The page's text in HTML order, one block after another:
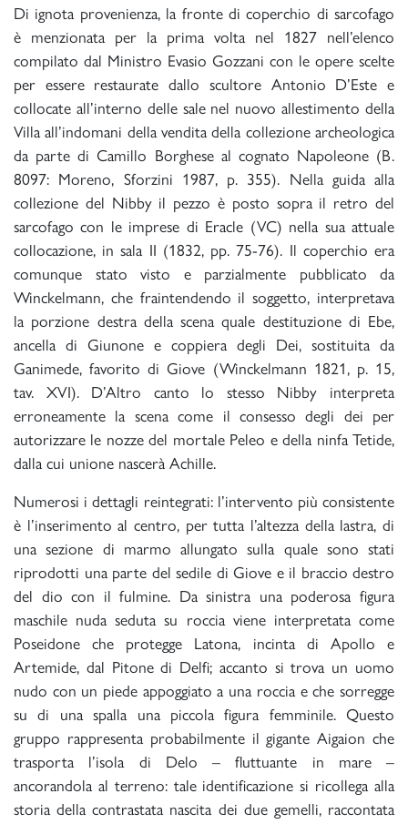
Di ignota provenienza, la fronte di coperchio di sarcofago
è menzionata per la prima volta nel 1827 nell’elenco
compilato dal Ministro Evasio Gozzani con le opere scelte
per essere restaurate dallo scultore Antonio D’Este e
collocate all’interno delle sale nel nuovo allestimento della
Villa all’indomani della vendita della collezione archeologica
da parte di Camillo Borghese al cognato Napoleone (B.
8097: Moreno, Sforzini 1987, p. 355). Nella guida alla
collezione del Nibby il pezzo è posto sopra il retro del
sarcofago con le imprese di Eracle (VC) nella sua attuale
collocazione, in sala II (1832, pp. 75-76). Il coperchio era
comunque stato visto e parzialmente pubblicato da
Winckelmann, che fraintendendo il soggetto, interpretava
la porzione destra della scena quale destituzione di Ebe,
ancella di Giunone e coppiera degli Dei, sostituita da
Ganimede, favorito di Giove (Winckelmann 1821, p. 15,
tav. XVI). D’Altro canto lo stesso Nibby interpreta
erroneamente la scena come il consesso degli dei per
autorizzare le nozze del mortale Peleo e della ninfa Tetide,
dalla cui unione nascerà Achille.
Numerosi i dettagli reintegrati: l’intervento più consistente
è l’inserimento al centro, per tutta l’altezza della lastra, di
una sezione di marmo allungato sulla quale sono stati
riprodotti una parte del sedile di Giove e il braccio destro
del dio con il fulmine. Da sinistra una poderosa figura
maschile nuda seduta su roccia viene interpretata come
Poseidone che protegge Latona, incinta di Apollo e
Artemide, dal Pitone di Delfi; accanto si trova un uomo
nudo con un piede appoggiato a una roccia e che sorregge
su di una spalla una piccola figura femminile. Questo
gruppo rappresenta probabilmente il gigante Aigaion che
trasporta l’isola di Delo – fluttuante in mare –
ancorandola al terreno: tale identificazione si ricollega alla
storia della contrastata nascita dei due gemelli, raccontata